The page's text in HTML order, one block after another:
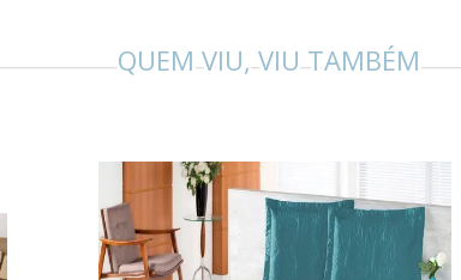
QUEM VIU, VIU TAMBÉM